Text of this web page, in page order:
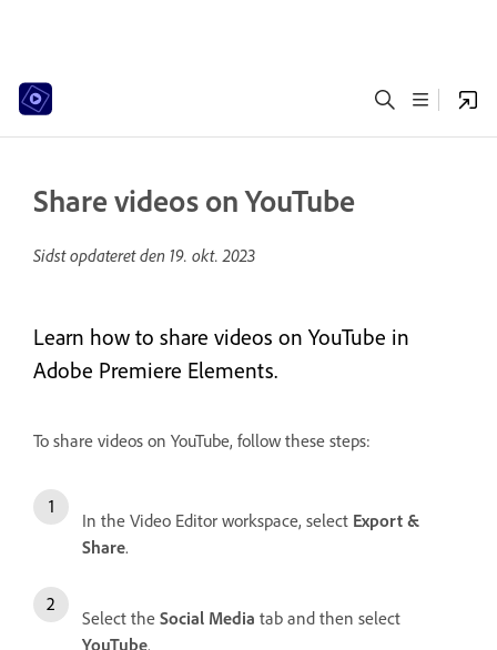
Share videos on YouTube
Sidst opdateret den 19. okt. 2023
Learn how to share videos on YouTube in
Adobe Premiere Elements.
To share videos on YouTube, follow these steps:
In the Video Editor workspace, select Export &
Share.
Select the Social Media tab and then select
YouTube.